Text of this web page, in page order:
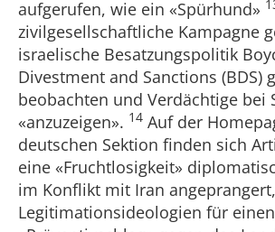
aufgerufen, wie ein «Spürhund»
zivilgesellschaftliche Kampagne
israelische Besatzungspolitik
Divestment and Sanctions (BDS)
beobachten und Verdächtige bei
«anzuzeigen». 14 Auf der
deutschen Sektion finden sich
eine «Fruchtlosigkeit»
im Konflikt mit Iran angeprangert,
Legitimationsideologien für einen